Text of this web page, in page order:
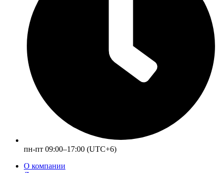
пн-пт 09:00–17:00 (UTC+6)
О компании